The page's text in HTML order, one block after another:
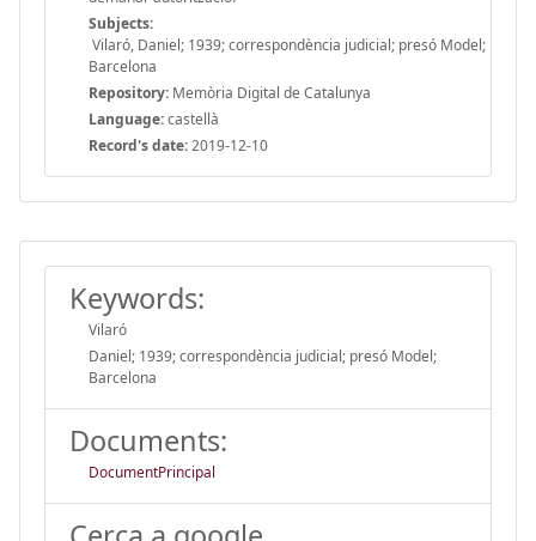
Subjects:
Vilaró, Daniel; 1939; correspondència judicial; presó Model;
Barcelona
Repository: Memòria Digital de Catalunya
Language:castellà
Record's date:2019-12-10
Keywords:
Vilaró
Daniel; 1939; correspondència judicial; presó Model;
Barcelona
Documents:
DocumentPrincipal